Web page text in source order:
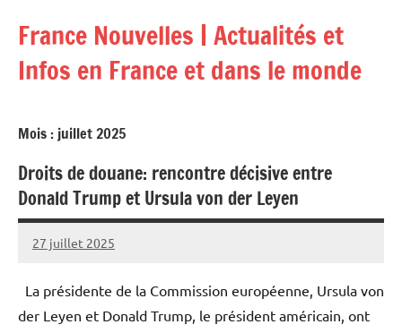
contenu
France Nouvelles | Actualités et
Infos en France et dans le monde
Mois : juillet 2025
Droits de douane: rencontre décisive entre
Donald Trump et Ursula von der Leyen
27 juillet 2025
Admins
La présidente de la Commission européenne, Ursula von
der Leyen et Donald Trump, le président américain, ont